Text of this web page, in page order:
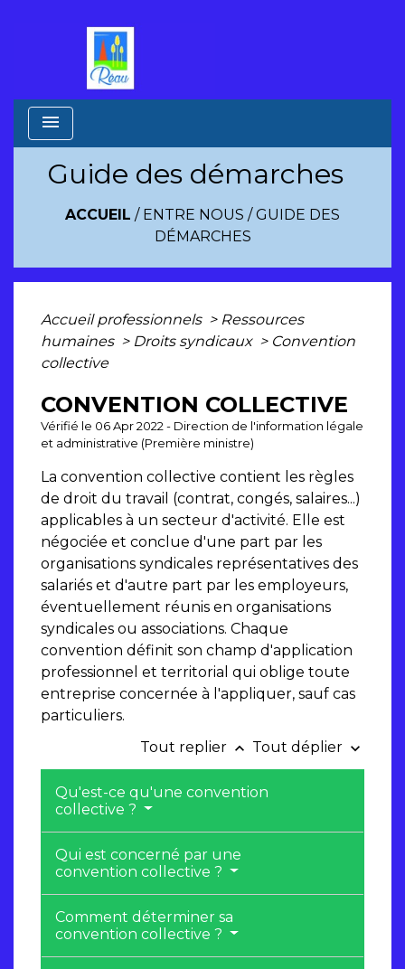
menu
Guide des démarches
ACCUEIL / ENTRE NOUS /GUIDE DES
DÉMARCHES
Accueil professionnels > Ressources
humaines > Droits syndicaux > Convention
collective
CONVENTION COLLECTIVE
Vérifié le 06 Apr 2022 - Direction de l'information légale
et administrative (Première ministre)
La convention collective contient les règles
de droit du travail (contrat, congés, salaires...)
applicables à un secteur d'activité. Elle est
négociée et conclue d'une part par les
organisations syndicales représentatives des
salariés et d'autre part par les employeurs,
éventuellement réunis en organisations
syndicales ou associations. Chaque
convention définit son champ d'application
professionnel et territorial qui oblige toute
entreprise concernée à l'appliquer, sauf cas
particuliers.
Tout replier keyboard_arrow_up Tout déplier keyboard_arrow_down
Qu'est-ce qu'une convention
collective ?
Qui est concerné par une
convention collective ?
Comment déterminer sa
convention collective ?